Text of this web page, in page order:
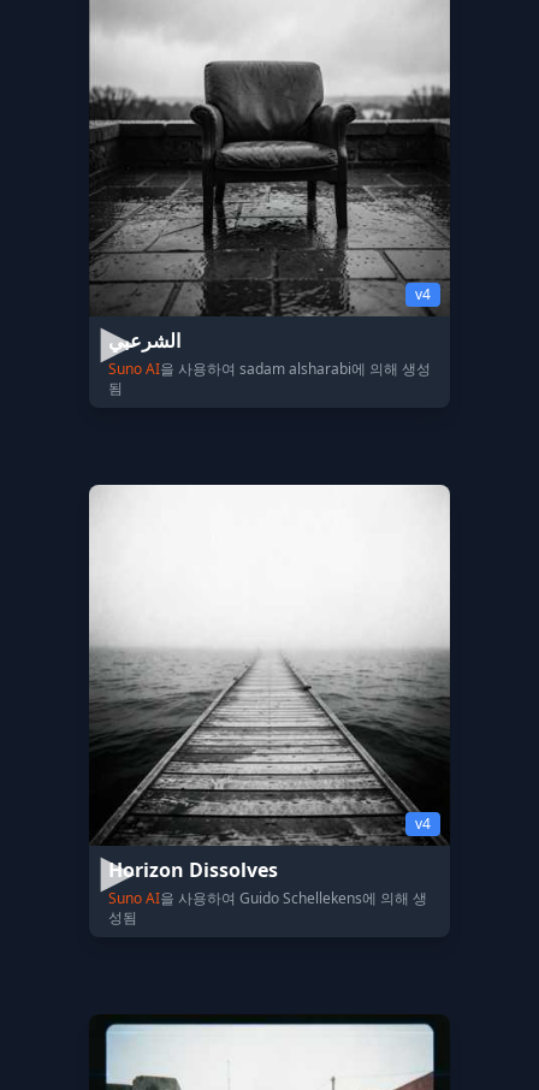
v4
الشرعبي
Suno AI을 사용하여 sadam alsharabi에 의해 생성
됨
v4
Horizon Dissolves
Suno AI을 사용하여 Guido Schellekens에 의해 생
성됨